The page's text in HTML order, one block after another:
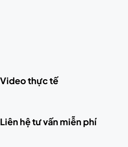
Video thực tế
Liên hệ tư vấn miễn phí